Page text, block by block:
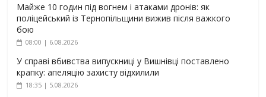
Майже 10 годин під вогнем і атаками дронів: як
поліцейський із Тернопільщини вижив після важкого
бою
08:00 | 6.08.2026
У справі вбивства випускниці у Вишнівці поставлено
крапку: апеляцію захисту відхилили
18:35 | 5.08.2026